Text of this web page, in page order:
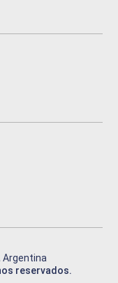
Argentina
reservados.